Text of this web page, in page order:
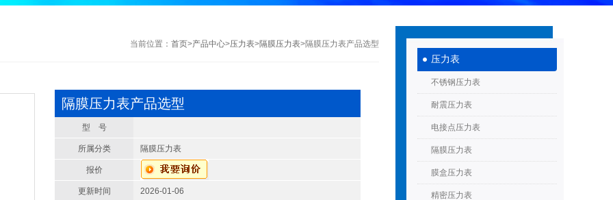
压力表
不锈钢压力表
耐震压力表
电接点压力表
隔膜压力表
膜盒压力表
精密压力表
当前位置： 首页>产品中心>压力表>隔膜压力表>隔膜压力表产品选型
隔膜压力表产品选型
型 号
所属分类 隔膜压力表
报价
更新时间 2026-01-06